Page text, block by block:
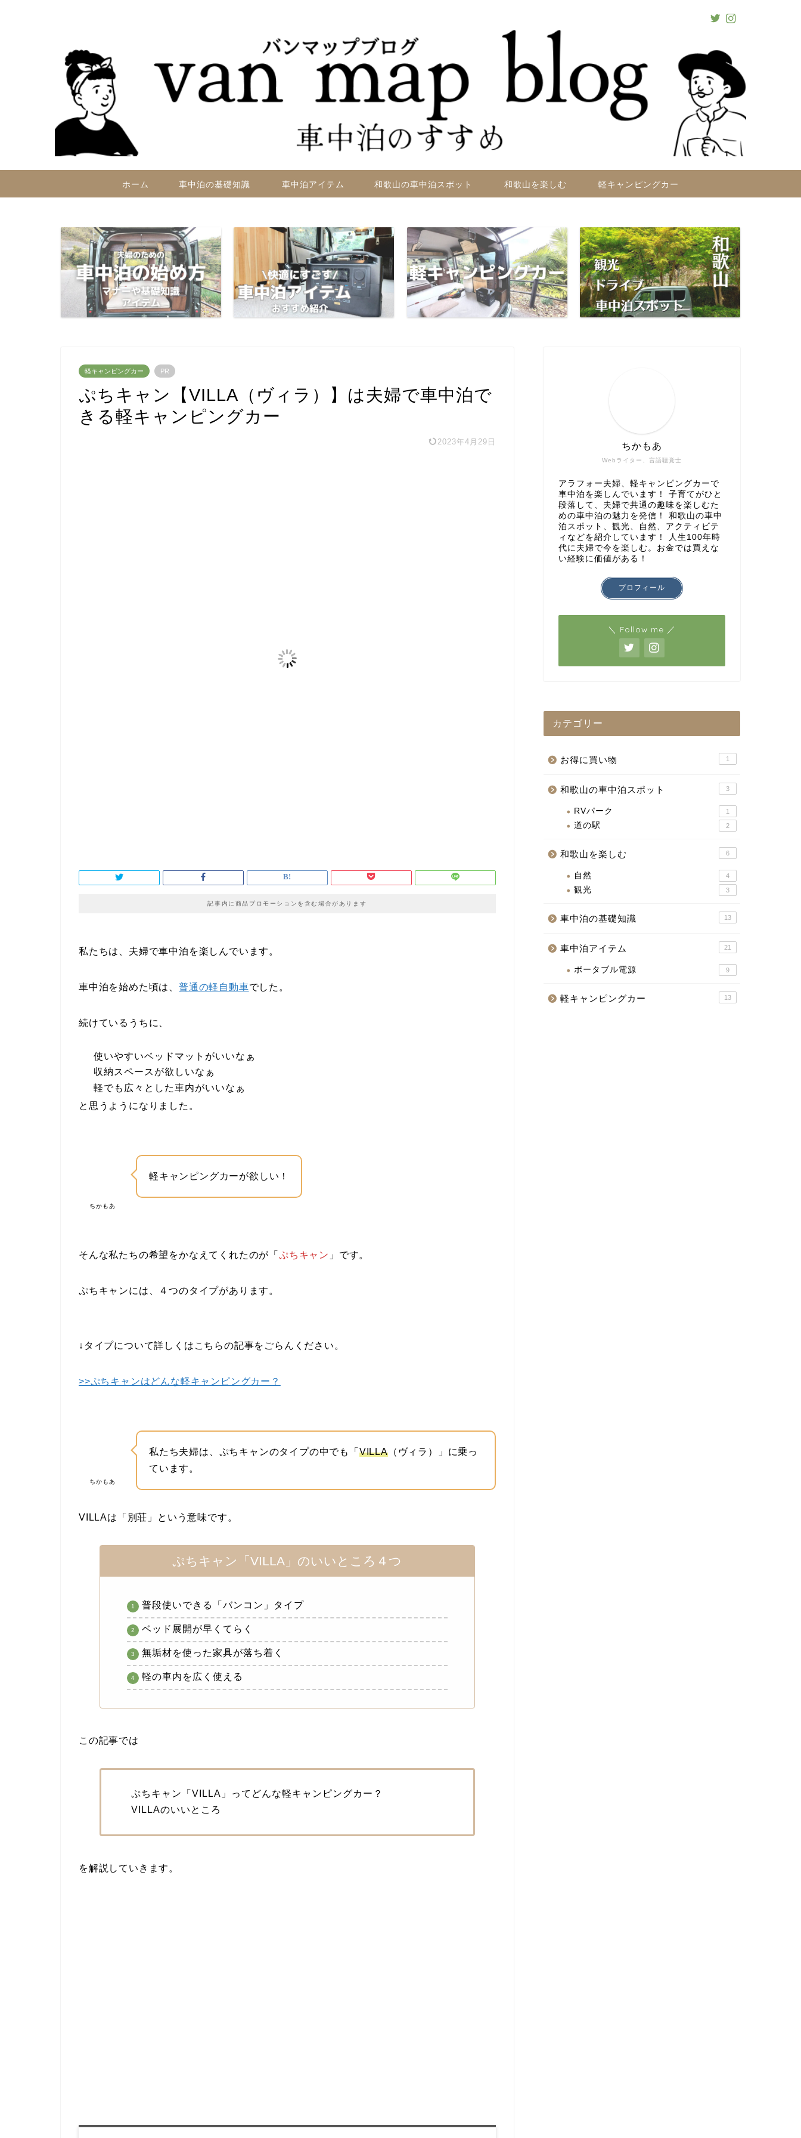
ホーム 車中泊の基礎知識 車中泊アイテム 和歌山の車中泊スポット 和歌山を楽しむ 軽キャンピングカー
軽キャンピングカー PR
ぷちキャン【VILLA（ヴィラ）】は夫婦で車中泊で
きる軽キャンピングカー
2023年4月29日
記事内に商品プロモーションを含む場合があります
私たちは、夫婦で車中泊を楽しんでいます。
車中泊を始めた頃は、 普通の軽自動車でした。
続けているうちに、
使いやすいベッドマットがいいなぁ
収納スペースが欲しいなぁ
軽でも広々とした車内がいいなぁ
と思うようになりました。
ちかもあ
軽キャンピングカーが欲しい！
そんな私たちの希望をかなえてくれたのが「 ぷちキャン 」です。
ぷちキャンには、 ４つのタイプがあります。
↓タイプについて詳しくはこちらの記事をごらんください。
>>ぷちキャンはどんな軽キャンピングカー？
ちかもあ
私たち夫婦は、ぷちキャンのタイプの中でも「 VILLA（ヴィラ）」に乗っ
ています。
VILLAは「別荘」という意味です。
ぷちキャン「VILLA」のいいところ４つ
普段使いできる「バンコン」タイプ
ベッド展開が早くてらく
無垢材を使った家具が落ち着く
軽の車内を広く使える
この記事では
ぷちキャン「VILLA」
ってどんな軽キャンピングカー？
VILLAのいいところ
を解説していきます。
Webライター、言語聴覚士
ちかもあ
アラフォー夫婦、軽キャンピングカーで
車中泊を楽しんでいます！ 子育てがひと
段落して、夫婦で共通の趣味を楽しむた
めの車中泊の魅力を発信！ 和歌山の車中
泊スポット、観光、自然、アクティビテ
ィなどを紹介しています！ 人生100年時
代に夫婦で今を楽しむ。お金では買えな
い経験に価値がある！
プロフィール
＼ Follow me ／
カテゴリー
お得に買い物 1
和歌山の車中泊スポット 3
RVパーク 1
道の駅 2
和歌山を楽しむ 6
自然 4
観光 3
車中泊の基礎知識 13
車中泊アイテム 21
ポータブル電源 9
軽キャンピングカー 13